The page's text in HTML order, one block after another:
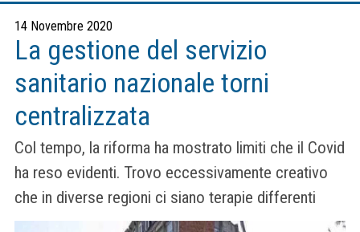
14 Novembre 2020
La gestione del servizio
sanitario nazionale torni
centralizzata
Col tempo, la riforma ha mostrato limiti che il Covid
ha reso evidenti. Trovo eccessivamente creativo
che in diverse regioni ci siano terapie differenti